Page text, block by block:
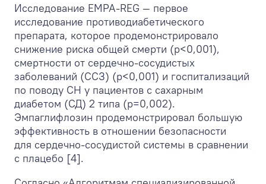
Исследование EMPA-REG — первое
исследование противодиабетического
препарата, которое продемонстрировало
снижение риска общей смерти (р<0,001),
смертности от сердечно-сосудистых
заболеваний (ССЗ) (р<0,001) и госпитализаций
по поводу СН у пациентов с сахарным
диабетом (СД) 2 типа (р=0,002).
Эмпаглифлозин продемонстрировал большую
эффективность в отношении безопасности
для сердечно-сосудистой системы в сравнении
с плацебо [4].